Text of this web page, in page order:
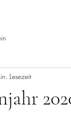
Lesezeit